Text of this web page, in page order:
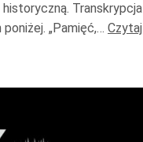
Transkrypcja
„Pamięć,… Czytaj